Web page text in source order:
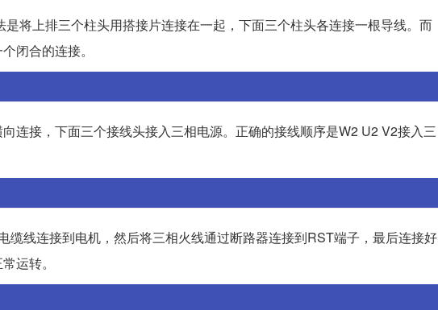
将上排三个柱头用搭接片连接在一起，下面三个柱头各连接一根导线。而
闭合的连接。
连接，下面三个接线头接入三相电源。正确的接线顺序是W2 U2 V2接入三
线连接到电机，然后将三相火线通过断路器连接到RST端子，最后连接好
运转。